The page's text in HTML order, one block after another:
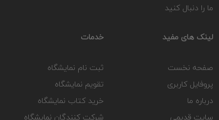
ما را دنبال کنید
لینک های مفید
صفحه نخست
پروفایل کاربری
درباره ما
سایت قدیمی
خدمات
ثبت نام نمایشگاه
تقویم نمایشگاه
خرید کتاب نمایشگاه
شرکت کنندگان نمایشگاه